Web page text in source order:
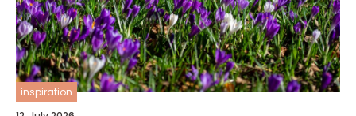
inspiration